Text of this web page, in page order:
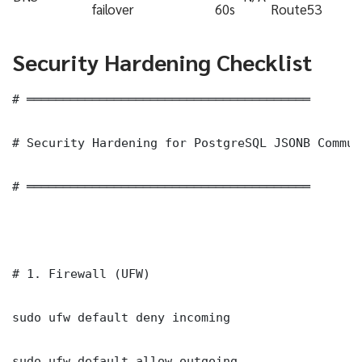
failover 60s Route53
Security Hardening Checklist
# ═══════════════════════════════════════
# Security Hardening for PostgreSQL JSONB
# ═══════════════════════════════════════
# 1. Firewall (UFW)
sudo ufw default deny incoming